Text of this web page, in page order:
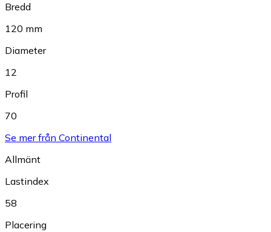
Bredd
120 mm
Diameter
12
Profil
70
Se mer från Continental
Allmänt
Lastindex
58
Placering